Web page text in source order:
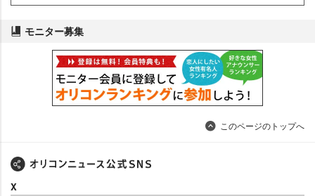
モニター募集
このページのトップへ
X